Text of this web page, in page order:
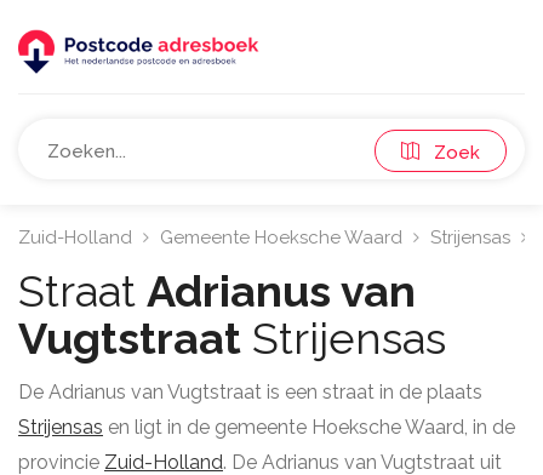
Zoek
Zuid-Holland Gemeente Hoeksche Waard Strijensas
Straat Adrianus van
Vugtstraat Strijensas
De Adrianus van Vugtstraat is een straat in de plaats
Strijensas en ligt in de gemeente Hoeksche Waard, in de
provincie Zuid-Holland. De Adrianus van Vugtstraat uit